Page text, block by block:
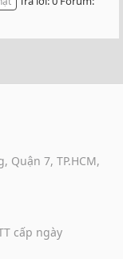
Quận 7, TP.HCM,
cấp ngày